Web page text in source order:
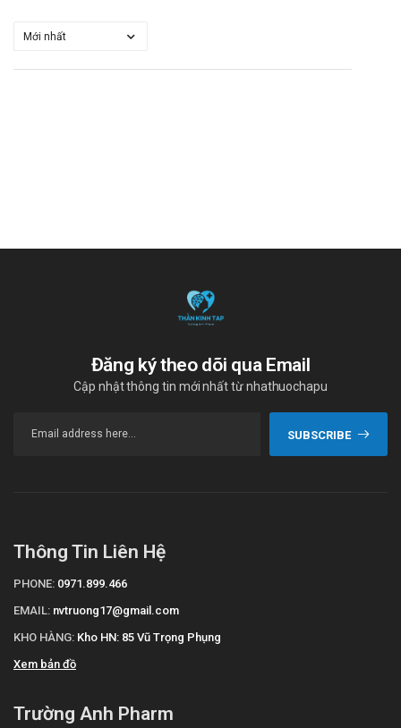
Đăng ký theo dõi qua Email
Cập nhật thông tin mới nhất từ nhathuochapu
SUBSCRIBE
Thông Tin Liên Hệ
PHONE: 0971.899.466
EMAIL: nvtruong17@gmail.com
KHO HÀNG: Kho HN: 85 Vũ Trọng Phụng
Xem bản đồ
Trường Anh Pharm